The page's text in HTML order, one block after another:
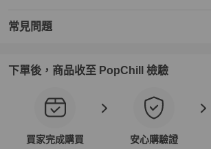
常見問題
下單後，商品收至 PopChill 檢驗
買家完成購買 安心購驗證